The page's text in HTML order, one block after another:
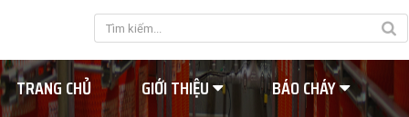
TRANG CHỦ GIỚI THIỆU
BÁO CHÁY